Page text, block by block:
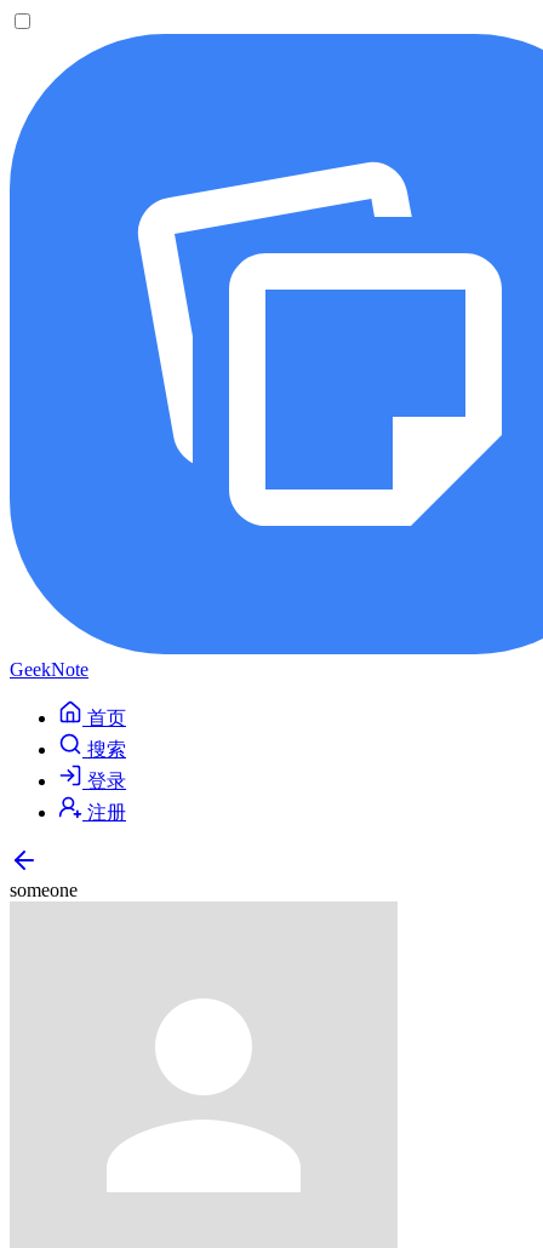
GeekNote
首页
搜索
登录
注册
someone